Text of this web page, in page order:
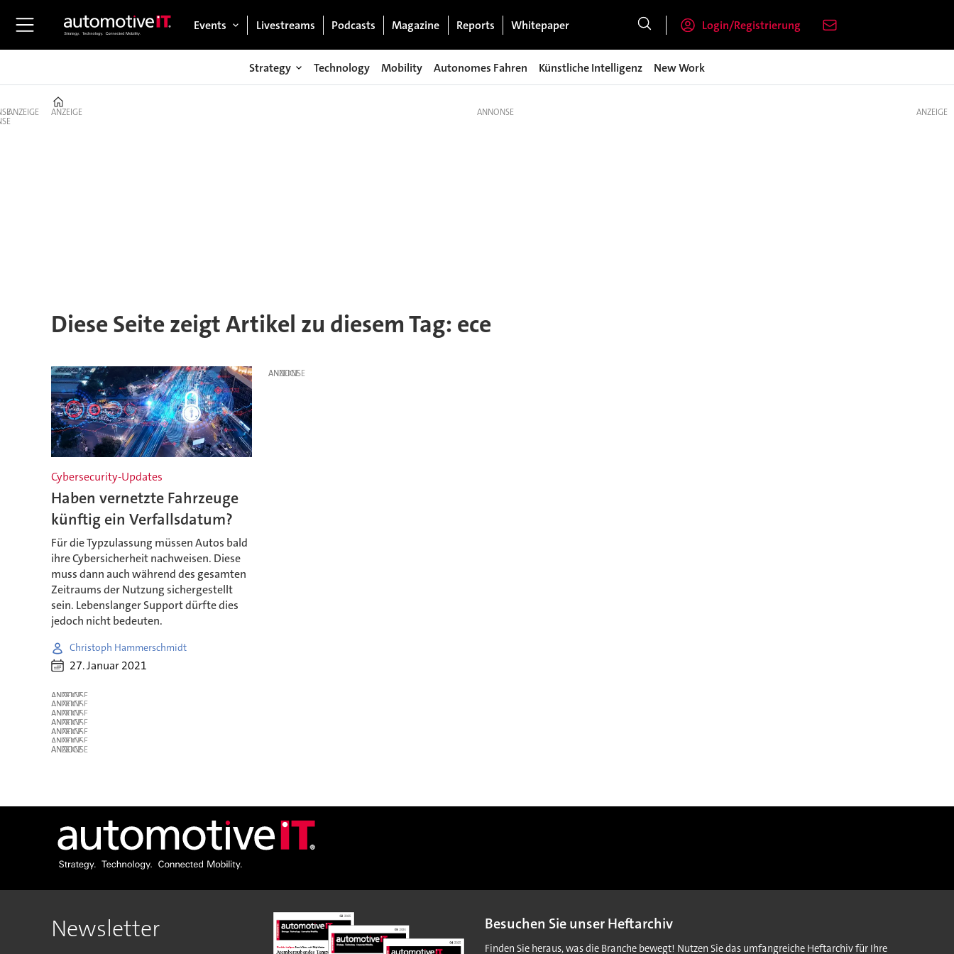
Events Livestreams Podcasts Magazine Reports Whitepaper Login/Registrierung
Strategy Technology Mobility Autonomes Fahren Künstliche Intelligenz New Work
ANZEIGE ANZEIGE
Diese Seite zeigt Artikel zu diesem Tag: ece
Cybersecurity-Updates
Haben vernetzte Fahrzeuge
künftig ein Verfallsdatum?
Für die Typzulassung müssen Autos bald
ihre Cybersicherheit nachweisen. Diese
muss dann auch während des gesamten
Zeitraums der Nutzung sichergestellt
sein. Lebenslanger Support dürfte dies
jedoch nicht bedeuten.
Christoph Hammerschmidt
27. Januar 2021
ANZEIGE
ANZEIGE
ANZEIGE
ANZEIGE
ANZEIGE
ANZEIGE
ANZEIGE
ANZEIGE
ANZEIGE
Newsletter Besuchen Sie unser Heftarchiv
Finden Sie heraus, was die Branche bewegt! Nutzen Sie das umfangreiche Heftarchiv für Ihre